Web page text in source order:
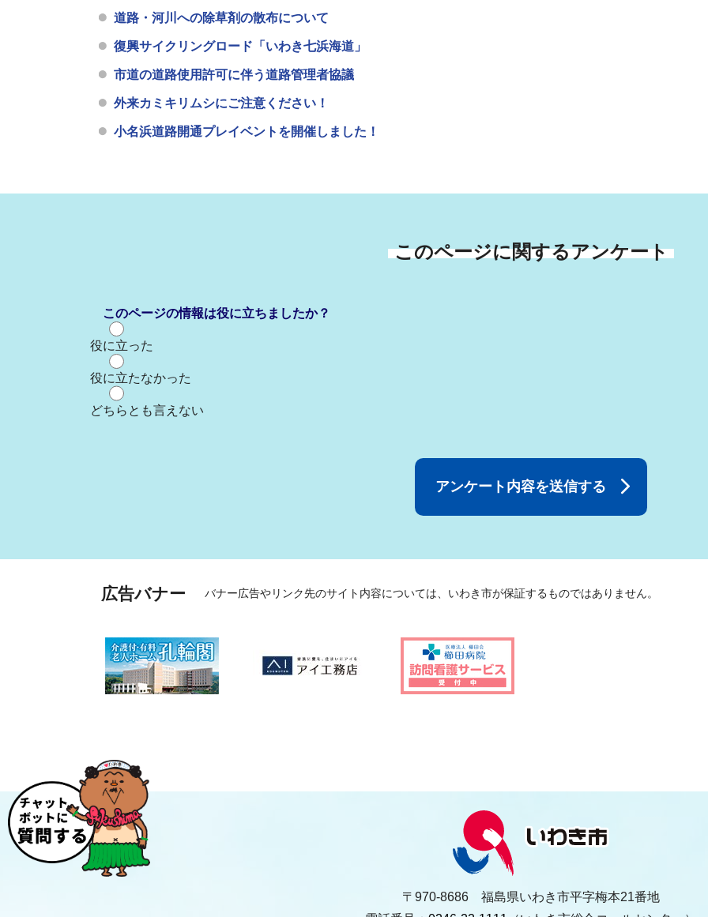
道路・河川への除草剤の散布について
復興サイクリングロード「いわき七浜海道」
市道の道路使用許可に伴う道路管理者協議
外来カミキリムシにご注意ください！
小名浜道路開通プレイベントを開催しました！
このページに関するアンケート
このページの情報は役に立ちましたか？
役に立った
役に立たなかった
どちらとも言えない
広告バナー バナー広告やリンク先のサイト内容については、いわき市が保証するものではありません。
〒970-8686 福島県いわき市平字梅本21番地